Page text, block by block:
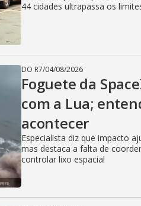
44 cidades ultrapassa os
DO R7/04/08/2026
Foguete da
com a Lua;
acontecer
Especialista diz que impacto
mas destaca a falta de
controlar lixo espacial